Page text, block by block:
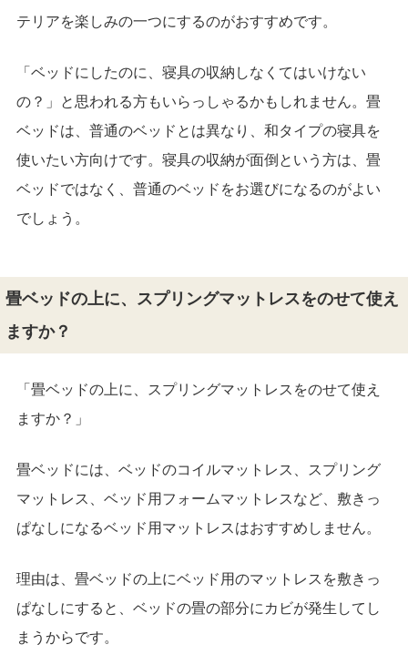
テリアを楽しみの一つにするのがおすすめです。
「ベッドにしたのに、寝具の収納しなくてはいけない
の？」と思われる方もいらっしゃるかもしれません。畳
ベッドは、普通のベッドとは異なり、和タイプの寝具を
使いたい方向けです。寝具の収納が面倒という方は、畳
ベッドではなく、普通のベッドをお選びになるのがよい
でしょう。
畳ベッドの上に、スプリングマットレスをのせて使え
ますか？
「畳ベッドの上に、スプリングマットレスをのせて使え
ますか？」
畳ベッドには、ベッドのコイルマットレス、スプリング
マットレス、ベッド用フォームマットレスなど、敷きっ
ぱなしになるベッド用マットレスはおすすめしません。
理由は、畳ベッドの上にベッド用のマットレスを敷きっ
ぱなしにすると、ベッドの畳の部分にカビが発生してし
まうからです。